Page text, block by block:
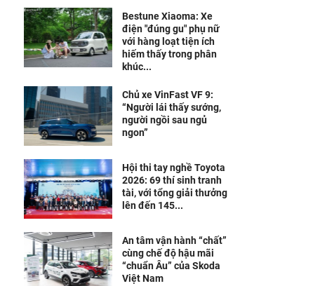
Bestune Xiaoma: Xe
điện "đúng gu" phụ nữ
với hàng loạt tiện ích
hiếm thấy trong phân
khúc...
Chủ xe VinFast VF 9:
“Người lái thấy sướng,
người ngồi sau ngủ
ngon”
Hội thi tay nghề Toyota
2026: 69 thí sinh tranh
tài, với tổng giải thưởng
lên đến 145...
An tâm vận hành “chất”
cùng chế độ hậu mãi
“chuẩn Âu” của Skoda
Việt Nam